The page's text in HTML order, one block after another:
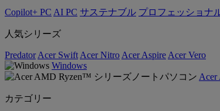
Copilot+ PC AI PC サステナブル プロフェッショナ
人気シリーズ
Predator Acer Swift Acer Nitro Acer Aspire Acer Vero
Windows
カテゴリー